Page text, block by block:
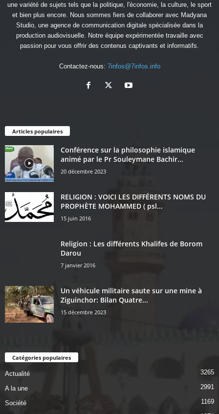
une variété de sujets tels que la politique, l'économie, la culture, le sport
et bien plus encore. Nous sommes fiers de collaborer avec Madyana
Studio , une agence de communication digitale spécialisée dans la
production audiovisuelle. Notre équipe expérimentée travaille avec
passion pour vous offrir des contenus captivants et informatifs.
Contactez-nous: 7infos@7infos.info
Articles populaires
Conférence sur la philosophie islamique
animé par le Pr Souleymane Bachir...
20 décembre 2023
RELIGION : VOICI LES DIFFÉRENTS NOMS DU
PROPHÈTE MOHAMMED ( psl...
15 juin 2016
Religion : Les différents Khalifes de Borom
Darou
7 janvier 2016
Un véhicule militaire saute sur une mine à
Ziguinchor: Bilan Quatre...
15 décembre 2023
Catégories populaires
Actualité 3265
A la une 2991
Société 1169